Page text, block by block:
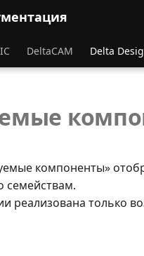
DeltaCAM Delta
компоненты»
семействам.
реализована только